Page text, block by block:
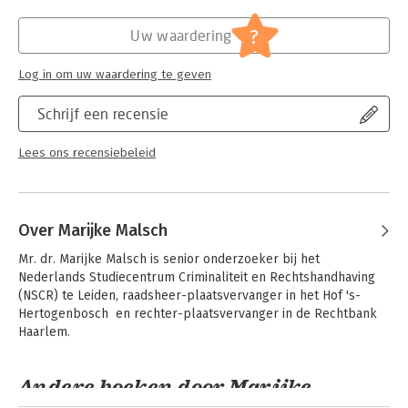
Mens en maatschappij
Strafrecht - Criminologie
Schrijf een recensie
Lees ons recensiebeleid
Uw waardering ?
Log in om uw waardering te geven
Over Marijke Malsch
Mr. dr. Marijke Malsch is senior onderzoeker bij het
Nederlands Studiecentrum Criminaliteit en Rechtshandhaving
(NSCR) te Leiden, raadsheer-plaatsvervanger in het Hof 's-
Hertogenbosch  en rechter-plaatsvervanger in de Rechtbank
Haarlem.
Andere boeken door Marijke